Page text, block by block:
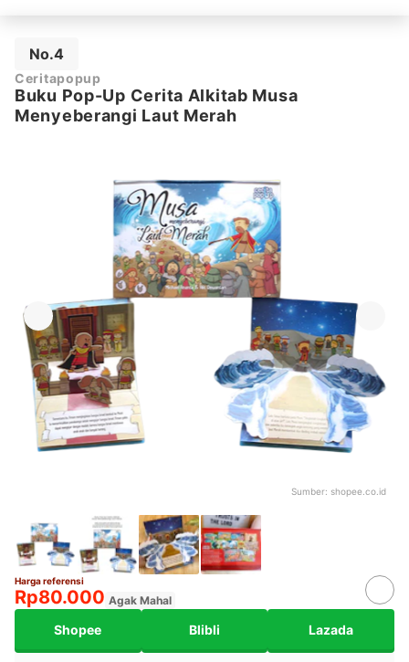
No.4
Ceritapopup
Buku Pop-Up Cerita Alkitab Musa
Menyeberangi Laut Merah
Sumber: shopee.co.id
Harga referensi
Rp80.000 Agak Mahal
Shopee Blibli Lazada